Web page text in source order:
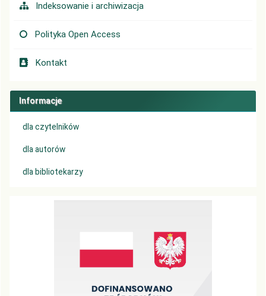
Indeksowanie i archiwizacja
Polityka Open Access
Kontakt
Informacje
dla czytelników
dla autorów
dla bibliotekarzy